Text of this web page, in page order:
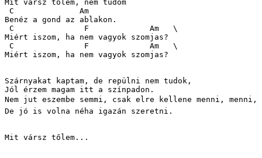
Mit vársz tőlem, nem tudom
C              Am
Benéz a gond az ablakon.
C               F             Am   \
Miért iszom, ha nem vagyok szomjas?
C               F             Am   \
Miért iszom, ha nem vagyok szomjas?
Szárnyakat kaptam, de repülni nem tudok,
Jól érzem magam itt a színpadon.
Nem jut eszembe semmi, csak elre kellene menni, menni,
De jó is volna néha igazán szeretni.
Mit vársz tőlem...